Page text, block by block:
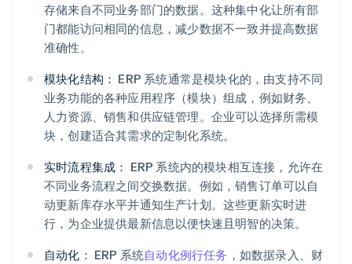
存储来自不同业务部门的数据。这种集中化让所有部
门都能访问相同的信息，减少数据不一致并提高数据
准确性。
模块化结构： ERP 系统通常是模块化的，由支持不同
业务功能的各种应用程序（模块）组成，例如财务、
人力资源、销售和供应链管理。企业可以选择所需模
块，创建适合其需求的定制化系统。
实时流程集成： ERP 系统内的模块相互连接，允许在
不同业务流程之间交换数据。例如，销售订单可以自
动更新库存水平并通知生产计划。这些更新实时进
行，为企业提供最新信息以便快速且明智的决策。
自动化： ERP 系统自动化例行任务 ，如数据录入、财